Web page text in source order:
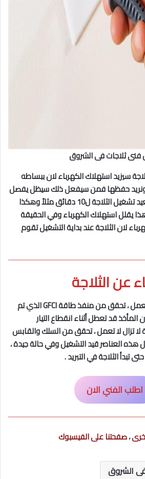
ثلاجات فى الشروق
سيزيد استهلاك الكهرباء لان ببساطه
حفظها فمن سيفعل ذلك سيظل يفصل
الكهرباء لساعة مثلا ثم يعيد تشغيل الثلاجة ل10 دقائق مثلاً وهكذا
يقلل استهلاك الكهرباء وفي الحقيقة
لان الثلاجة عند بداية التشغيل تقوم
عن الثلاجة
إذا كانت الثلاجة لا تزال لا تعمل ، تحقق من منفذ طاقة GFCI الذي تم
قد تعطل أثناء انقطاع التيار
لا تزال لا تعمل ، تحقق من السلك والقابس
هذه العناصر قيد التشغيل وفي حالة جيدة ،
اطلب الفني الان
،صفحتنا على الفيسبوك
الشروق